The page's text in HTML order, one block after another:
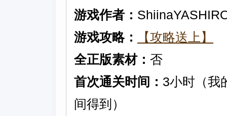
游戏作者：
游戏攻略：
【攻略送上】
全正版素材： 否
首次通关时间： 3小时（我
间得到）